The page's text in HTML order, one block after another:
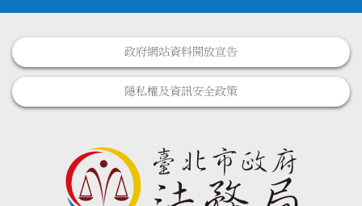
政府網站資料開放宣告
隱私權及資訊安全政策